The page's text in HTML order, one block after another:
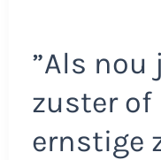
”Als nou
zuster of
ernstige